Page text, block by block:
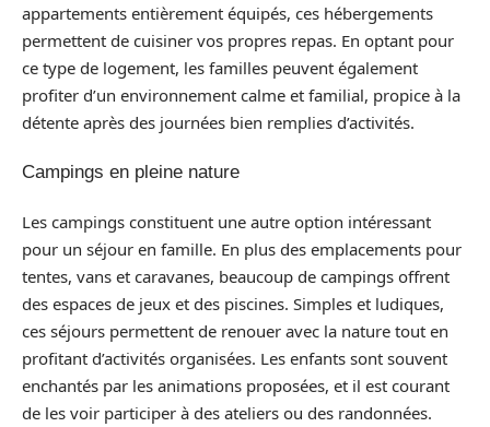
appartements entièrement équipés, ces hébergements
permettent de cuisiner vos propres repas. En optant pour
ce type de logement, les familles peuvent également
profiter d’un environnement calme et familial, propice à la
détente après des journées bien remplies d’activités.
Campings en pleine nature
Les campings constituent une autre option intéressant
pour un séjour en famille. En plus des emplacements pour
tentes, vans et caravanes, beaucoup de campings offrent
des espaces de jeux et des piscines. Simples et ludiques,
ces séjours permettent de renouer avec la nature tout en
profitant d’activités organisées. Les enfants sont souvent
enchantés par les animations proposées, et il est courant
de les voir participer à des ateliers ou des randonnées.